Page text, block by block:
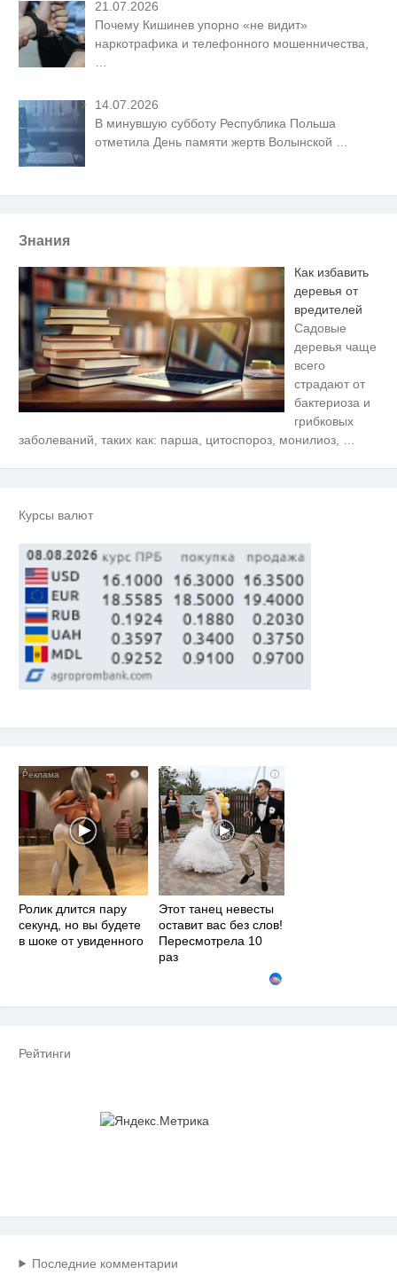
21.07.2026
Почему Кишинев упорно «не видит»
наркотрафика и телефонного мошенничества,
14.07.2026
В минувшую субботу Республика Польша
отметила День памяти жертв Волынской …
Знания
Как избавить
деревья от
вредителей
Садовые
деревья чаще
всего
страдают от
бактериоза и
грибковых
заболеваний, таких как: парша, цитоспороз, монилиоз,
Курсы валют
i
Ролик длится пару
секунд, но вы будете
в шоке от увиденного
i
Этот танец невесты
оставит вас без слов!
Пересмотрела 10
раз
Рейтинги
Последние комментарии
без слов! Пересмотрела 10 раз
не оставит равнодушным